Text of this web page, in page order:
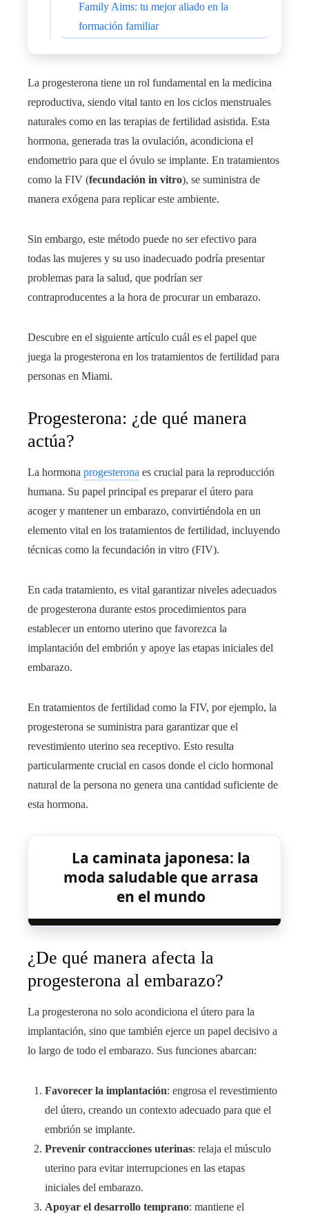
Family Aims: tu mejor aliado en la
formación familiar
La progesterona tiene un rol fundamental en la medicina
reproductiva, siendo vital tanto en los ciclos menstruales
naturales como en las terapias de fertilidad asistida. Esta
hormona, generada tras la ovulación, acondiciona el
endometrio para que el óvulo se implante. En tratamientos
como la FIV (fecundación in vitro), se suministra de
manera exógena para replicar este ambiente.
Sin embargo, este método puede no ser efectivo para
todas las mujeres y su uso inadecuado podría presentar
problemas para la salud, que podrían ser
contraproducentes a la hora de procurar un embarazo.
Descubre en el siguiente artículo cuál es el papel que
juega la progesterona en los tratamientos de fertilidad para
personas en Miami.
Progesterona: ¿de qué manera
actúa?
La hormona progesterona es crucial para la reproducción
humana. Su papel principal es preparar el útero para
acoger y mantener un embarazo, convirtiéndola en un
elemento vital en los tratamientos de fertilidad, incluyendo
técnicas como la fecundación in vitro (FIV).
En cada tratamiento, es vital garantizar niveles adecuados
de progesterona durante estos procedimientos para
establecer un entorno uterino que favorezca la
implantación del embrión y apoye las etapas iniciales del
embarazo.
En tratamientos de fertilidad como la FIV, por ejemplo, la
progesterona se suministra para garantizar que el
revestimiento uterino sea receptivo. Esto resulta
particularmente crucial en casos donde el ciclo hormonal
natural de la persona no genera una cantidad suficiente de
esta hormona.
La caminata japonesa: la
moda saludable que arrasa
en el mundo
¿De qué manera afecta la
progesterona al embarazo?
La progesterona no solo acondiciona el útero para la
implantación, sino que también ejerce un papel decisivo a
lo largo de todo el embarazo. Sus funciones abarcan:
Favorecer la implantación: engrosa el revestimiento
del útero, creando un contexto adecuado para que el
embrión se implante.
Prevenir contracciones uterinas: relaja el músculo
uterino para evitar interrupciones en las etapas
iniciales del embarazo.
Apoyar el desarrollo temprano: mantiene el